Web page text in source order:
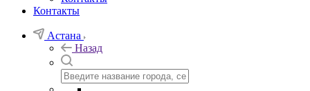
Контакты
Астана
Назад